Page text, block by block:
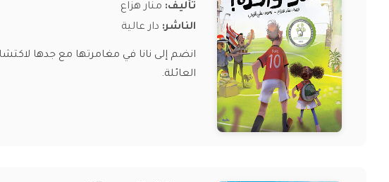
تأليف: منار هزاع
الناشر: دار عالية
انضم إلى نانا في مغامرتها مع جدها
العائلة.